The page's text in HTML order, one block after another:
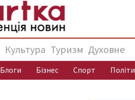
Культура Туризм Духовне
Блоги Бізнес Спорт